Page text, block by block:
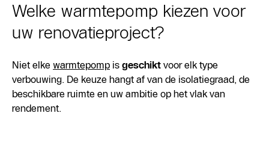
Welke warmtepomp kiezen voor
uw renovatieproject?
Niet elke warmtepomp is geschikt voor elk type
verbouwing. De keuze hangt af van de isolatiegraad, de
beschikbare ruimte en uw ambitie op het vlak van
rendement.